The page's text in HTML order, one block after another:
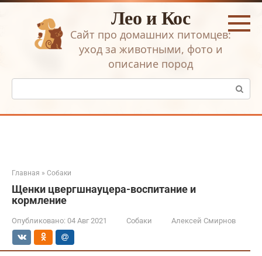
Перейти
Лео и Кос
Сайт про домашних питомцев:
уход за животными, фото и
описание пород
Поиск:
Главная » Собаки
Щенки цвергшнауцера-воспитание и
кормление
Опубликовано: 04 Авг 2021 Собаки Алексей Смирнов